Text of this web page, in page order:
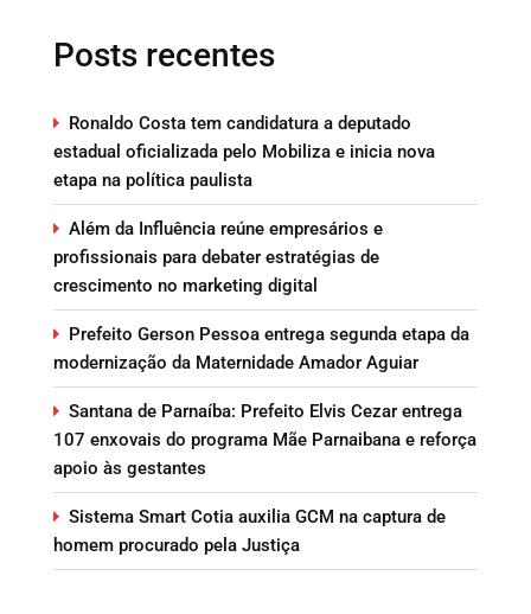
Posts recentes
Ronaldo Costa tem candidatura a deputado
estadual oficializada pelo Mobiliza e inicia nova
etapa na política paulista
Além da Influência reúne empresários e
profissionais para debater estratégias de
crescimento no marketing digital
Prefeito Gerson Pessoa entrega segunda etapa da
modernização da Maternidade Amador Aguiar
Santana de Parnaíba: Prefeito Elvis Cezar entrega
107 enxovais do programa Mãe Parnaibana e reforça
apoio às gestantes
Sistema Smart Cotia auxilia GCM na captura de
homem procurado pela Justiça